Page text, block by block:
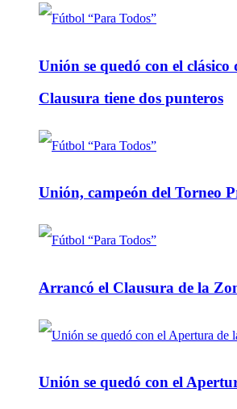
Unión se quedó con el clásico
Clausura tiene dos punteros
Unión, campeón del Torneo
Arrancó el Clausura de la
Unión se quedó con el